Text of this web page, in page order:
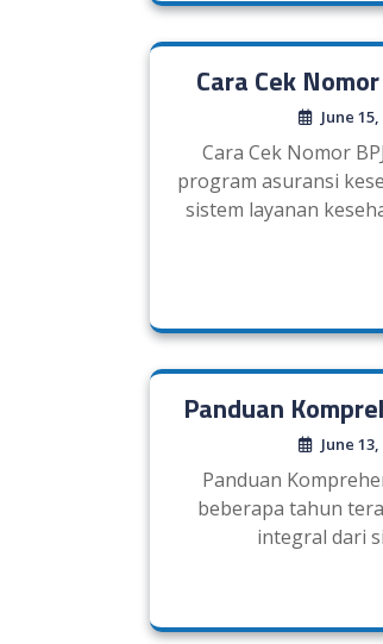
Cara Cek
June
Cara Cek Nomor
program asuransi
sistem layanan
Panduan
June
Panduan
beberapa tahun
integral dari